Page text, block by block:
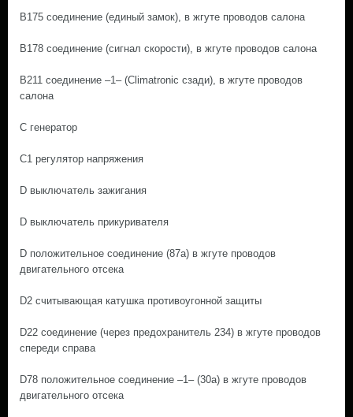
B175 соединение (единый замок), в жгуте проводов салона
B178 соединение (сигнал скорости), в жгуте проводов салона
B211 соединение –1– (Climatronic сзади), в жгуте проводов
салона
C генератор
C1 регулятор напряжения
D выключатель зажигания
D выключатель прикуривателя
D положительное соединение (87а) в жгуте проводов
двигательного отсека
D2 считывающая катушка противоугонной защиты
D22 соединение (через предохранитель 234) в жгуте проводов
спереди справа
D78 положительное соединение –1– (30а) в жгуте проводов
двигательного отсека